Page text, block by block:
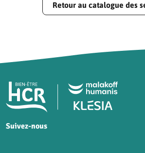
Retour au catalogue des
Pied de page HCR Bien-Être
Suivez-nous